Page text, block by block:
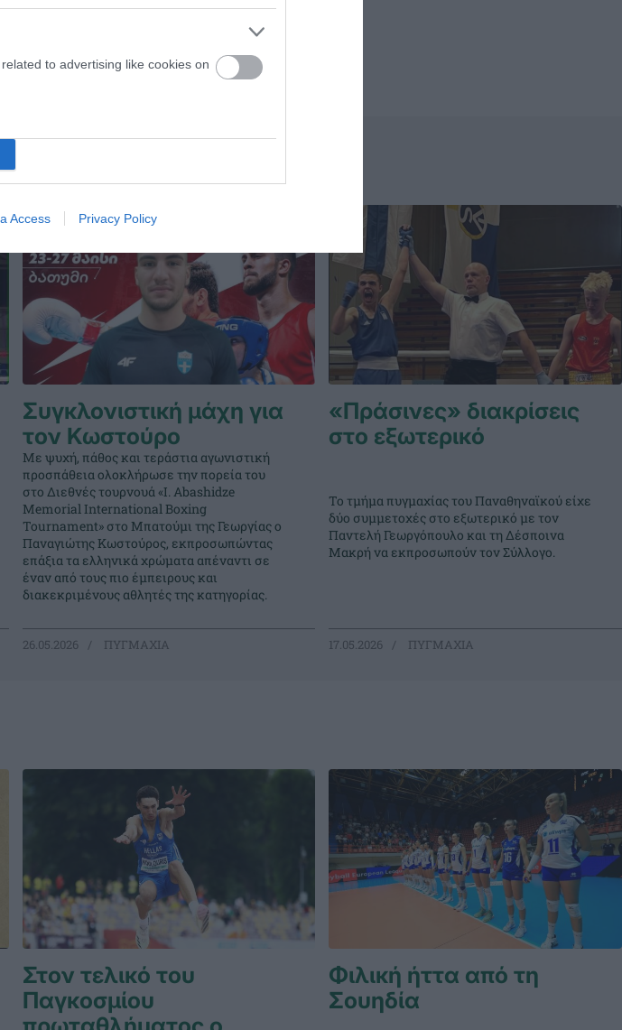
to advertising like cookies on
Access Privacy Policy
Συγκλονιστική μάχη για
τον Κωστούρο
Με ψυχή, πάθος και τεράστια αγωνιστική
προσπάθεια ολοκλήρωσε την πορεία του
στο Διεθνές τουρνουά «I. Abashidze
Memorial International Boxing
Tournament» στο Μπατούμι της Γεωργίας ο
Παναγιώτης Κωστούρος, εκπροσωπώντας
επάξια τα ελληνικά χρώματα απέναντι σε
έναν από τους πιο έμπειρους και
διακεκριμένους αθλητές της κατηγορίας.
26.05.2026 ΠΥΓΜΑΧΙΑ
«Πράσινες» διακρίσεις
στο εξωτερικό
Το τμήμα πυγμαχίας του Παναθηναϊκού είχε
δύο συμμετοχές στο εξωτερικό με τον
Παντελή Γεωργόπουλο και τη Δέσποινα
Μακρή να εκπροσωπούν τον Σύλλογο.
17.05.2026 ΠΥΓΜΑΧΙΑ
Στον τελικό του
Παγκοσμίου
Φιλική ήττα από τη
Σουηδία